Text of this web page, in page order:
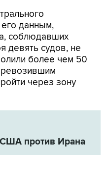
его данным,
соблюдавших
девять судов, не
более чем 50
через зону
против Ирана